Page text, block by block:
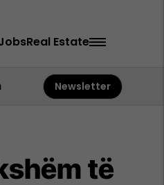
Real Estate
Newsletter
të